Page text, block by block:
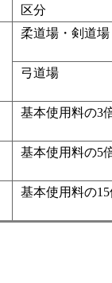
区分
柔道場・剣道場
弓道場
基本使用料の3
基本使用料の5
基本使用料の